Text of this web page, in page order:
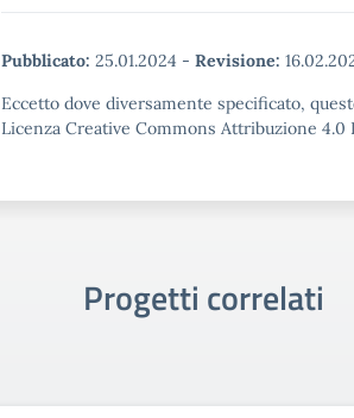
Pubblicato: 25.01.2024 - Revisione:
Eccetto dove diversamente specificato,
Licenza Creative Commons Attribuzione 4.0
Progetti correlati